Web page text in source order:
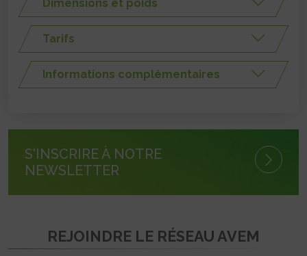
Dimensions et poids
Tarifs
Informations complémentaires
S'INSCRIRE À NOTRE
NEWSLETTER
REJOINDRE LE RÉSEAU AVEM